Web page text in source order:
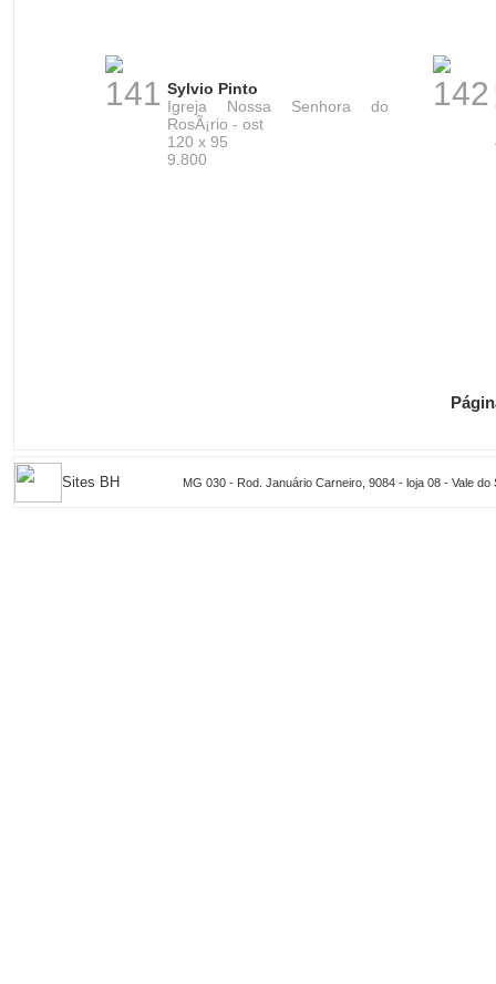
141 Sylvio Pinto
Igreja Nossa Senhora do
RosÃ¡rio - ost
120 x 95
9.800
142
Sites BH MG 030 - Rod. Januário Carneiro, 9084 - loja 08 - Vale